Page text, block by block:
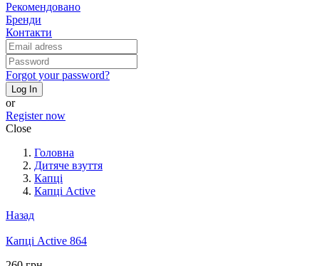
Рекомендовано
Бренди
Контакти
Forgot your password?
Log In
or
Register now
Close
Головна
Дитяче взуття
Капці
Капці Active
Назад
Капці Active 864